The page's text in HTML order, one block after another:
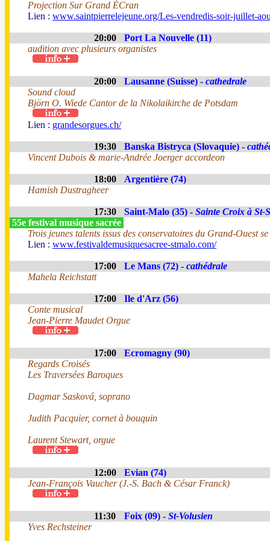
Projection Sur Grand ÉCran
Lien : www.saintpierrelejeune.org/Les-vendredis-soir-juillet-
20:00
Port La Nouvelle (11)
audition avec plusieurs organistes
20:00 Lausanne (Suisse) - cathedrale
Sound cloud
Björn O. Wiede Cantor de la Nikolaikirche de Potsdam
Lien : grandesorgues.ch/
19:30 Banska Bistryca (Slovaquie) -
Vincent Dubois & marie-Andrée Joerger accordeon
18:00
Argentière (74)
Hamish Dustragheer
17:30 Saint-Malo (35) - Sainte Croix à St-
55e festival musique sacrée
Trois jeunes talents issus des conservatoires du Grand-Ouest
Lien : www.festivaldemusiquesacree-stmalo.com/
17:00 Le Mans (72) - cathédrale
Mahela Reichstatt
17:00
Ile d'Arz (56)
Conte musical
Jean-Pierre Maudet Orgue
17:00
Ecromagny (90)
Regards Croisés
Les Traversées Baroques
Dagmar Sasková, soprano
Judith Pacquier, cornet à bouquin
Laurent Stewart, orgue
12:00
Evian (74)
Jean-François Vaucher (J.-S. Bach & César Franck)
11:30 Foix (09) - St-Volusien
Yves Rechsteiner